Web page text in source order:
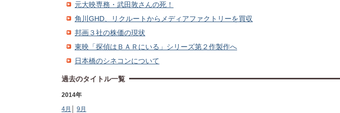
元大映専務・武田敦さんの死！
角川GHD、リクルートからメディアファクトリーを買収
邦画３社の株価の現状
東映「探偵はＢＡＲにいる」シリーズ第２作製作へ
日本橋のシネコンについて
過去のタイトル一覧
2014年
4月
9月